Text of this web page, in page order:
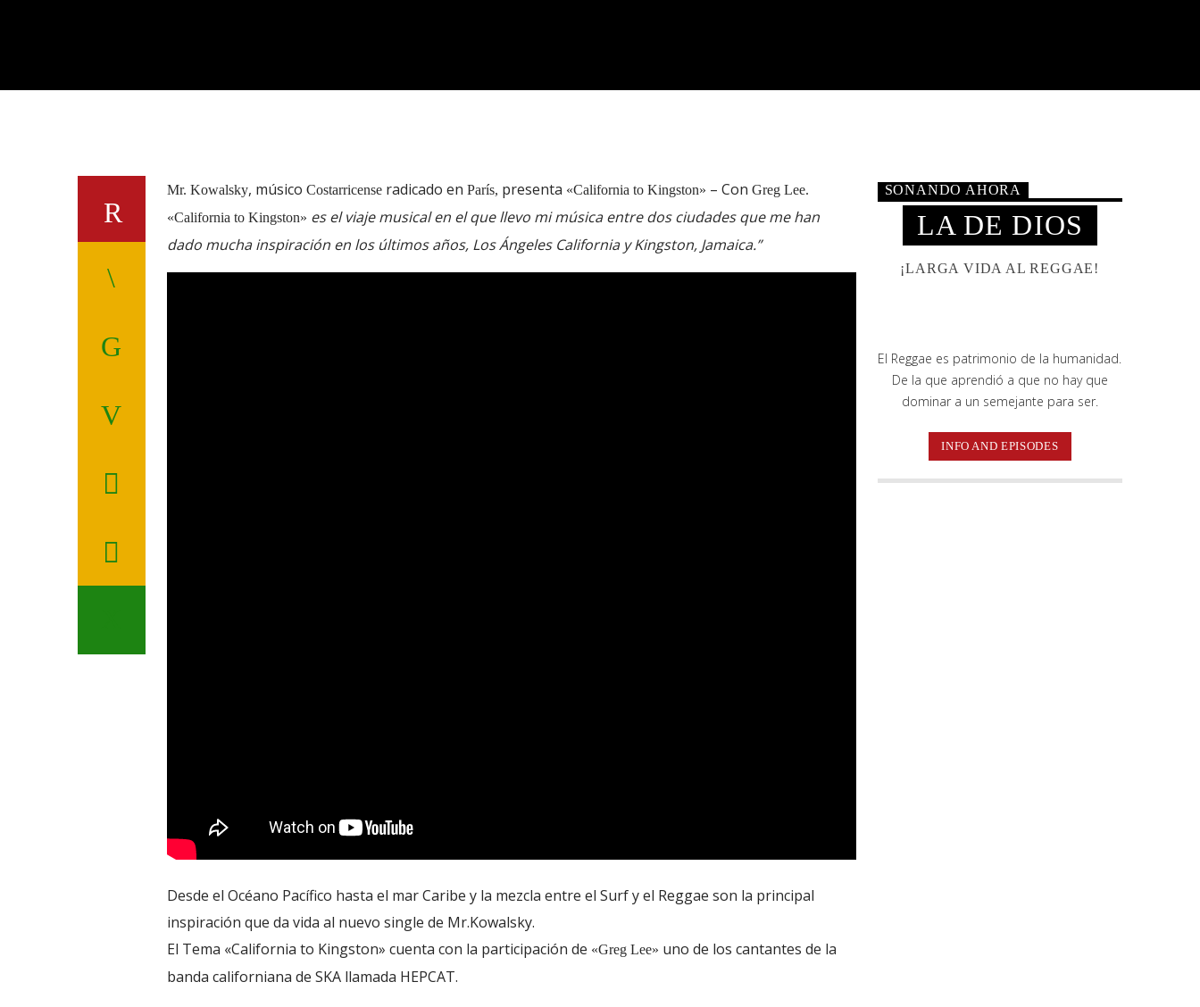
Mr. Kowalsky, músico Costarricenseradicado en París, presenta «California to Kingston» – Con Greg Lee.
«California to Kingston» es el viaje musical en el que llevo mi música entre dos ciudades que me han
dado mucha inspiración en los últimos años, Los Ángeles California y Kingston, Jamaica.”
Desde el Océano Pacífico hasta el mar Caribe y la mezcla entre el Surf y el Reggae son la principal
inspiración que da vida al nuevo single de Mr.Kowalsky.
El Tema «California to Kingston» cuenta con la participación de «Greg Lee» uno de los cantantes de la
banda californiana de SKA llamada HEPCAT.
SONANDO AHORA
LA DE DIOS
¡LARGA VIDA AL REGGAE!
El Reggae es patrimonio de la humanidad.
De la que aprendió a que no hay que
dominar a un semejante para ser.
INFO AND EPISODES